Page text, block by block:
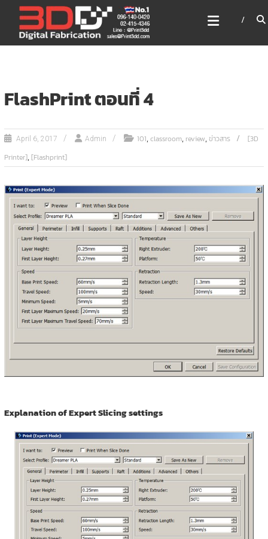
content
3DD DIGITAL FABRICATION
เครื่องพิมพ์3มิติ สแกนเนอร์
เลเซอร์
FlashPrint ตอนที่ 4
April 6, 2017 Admin 101,classroom, review,ข่าวสาร
[3D
Printer],[Flashprint]
Explanation of Expert Slicing settings